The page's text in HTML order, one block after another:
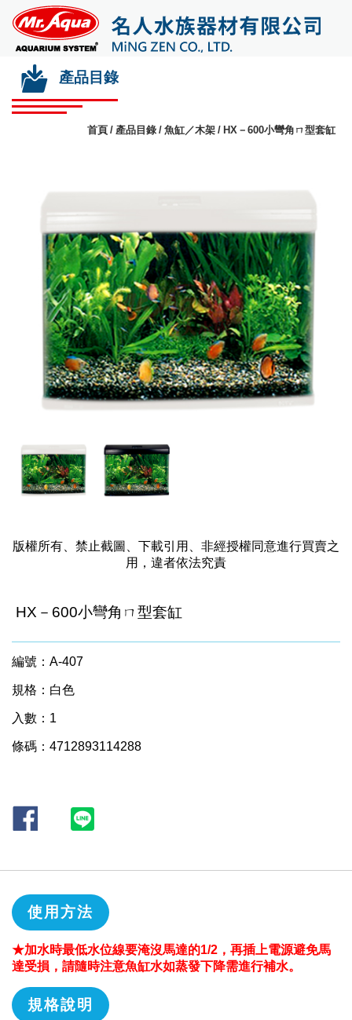
產品目錄
首頁 產品目錄 魚缸／木架 HX－600小彎角ㄇ型套缸
版權所有、禁止截圖、下載引用、非經授權同意進行買賣之
用，違者依法究責
HX－600小彎角ㄇ型套缸
編號：A-407
規格：白色
入數：1
條碼：4712893114288
使用方法
★加水時最低水位線要淹沒馬達的1/2，再插上電源避免馬
達受損，請隨時注意魚缸水如蒸發下降需進行補水。
規格說明